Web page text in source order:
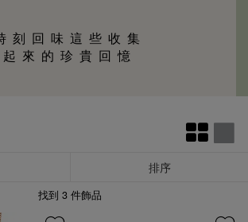
刻回味這些收集
起來的珍貴回憶
排序
找到 3 件飾品